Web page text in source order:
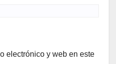
electrónico y web en este